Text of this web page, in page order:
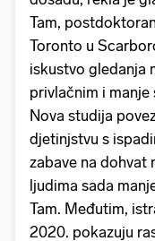
Tam,
Toronto u
iskustvo gledanja
privlačnim i manje
Nova studija
djetinjstvu s
zabave na dohvat
ljudima sada
Tam. Međutim,
2020. pokazuju